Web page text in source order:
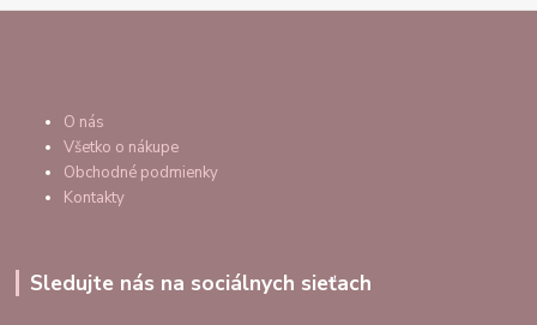
O nás
Všetko o nákupe
Obchodné podmienky
Kontakty
Sledujte nás na sociálnych sieťach